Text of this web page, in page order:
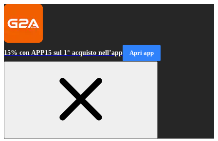
15% con APP15 sul 1° acquisto nell’app Apri app